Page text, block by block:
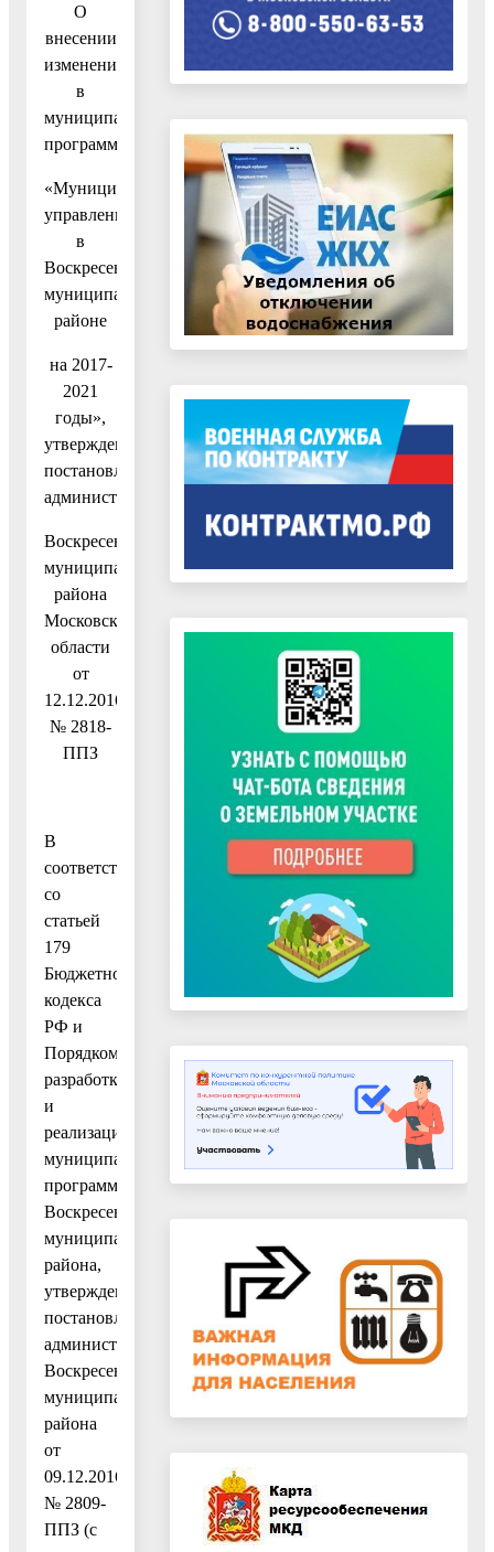
О
внесении
изменений
в
муниципальную
программу
«Муниципальное
управление
в
Воскресенском
муниципальном
районе
на 2017-
2021
годы»,
утвержденную
постановлением
администрации
Воскресенского
муниципального
района
Московской
области
от
12.12.2016
№ 2818-
ППЗ
В
соответствии
со
статьей
179
Бюджетного
кодекса
РФ и
Порядком
разработки
и
реализации
муниципальных
программ
Воскресенского
муниципального
района,
утвержденным
постановлением
администрации
Воскресенского
муниципального
района
от
09.12.2016
№ 2809-
ППЗ (с